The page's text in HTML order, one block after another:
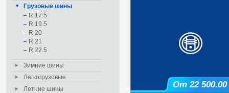
Грузовые шины
R 17.5
R 19.5
R 20
R 21
R 22.5
Зимние шины
Легкогрузовые
Летние шины
От 22 500.00